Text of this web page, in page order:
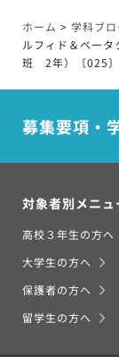
ホーム > 学科ブロ
ルフィド＆ベー
班 2年）〔025〕
募集要項・
対象者別メニュ
高校３年生の方へ
大学生の方へ
保護者の方へ
留学生の方へ